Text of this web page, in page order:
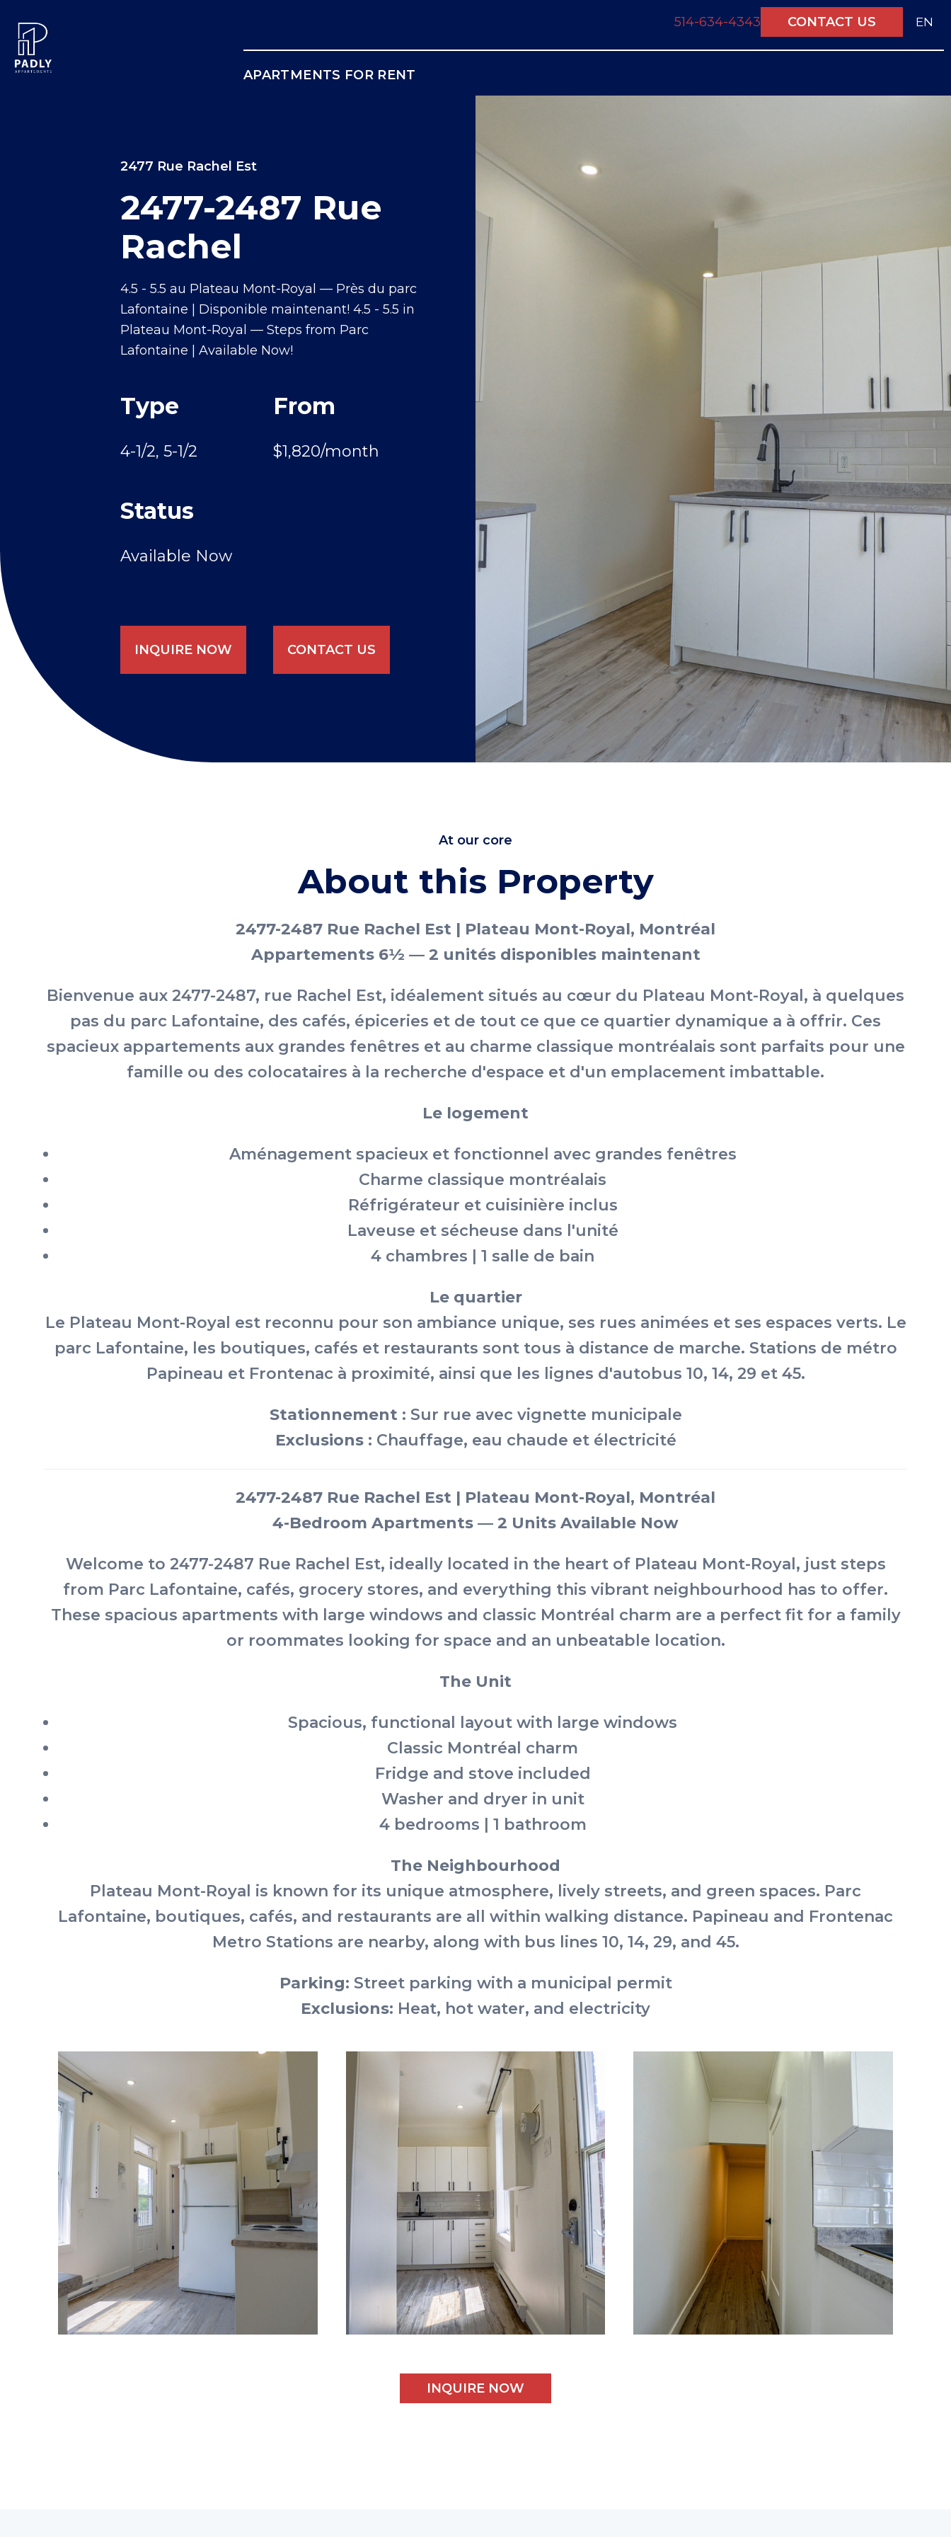
514-634-4343 CONTACT US EN
APARTMENTS FOR RENT
2477 Rue Rachel Est
2477-2487 Rue
Rachel
4.5 - 5.5 au Plateau Mont-Royal — Près du parc
Lafontaine | Disponible maintenant! 4.5 - 5.5 in
Plateau Mont-Royal — Steps from Parc
Lafontaine | Available Now!
Type
4-1/2, 5-1/2
From
$1,820/month
Status
Available Now
INQUIRE NOW CONTACT US
At our core
About this Property
2477-2487 Rue Rachel Est | Plateau Mont-Royal, Montréal
Appartements 6½ — 2 unités disponibles maintenant
Bienvenue aux 2477-2487, rue Rachel Est, idéalement situés au cœur du Plateau Mont-Royal, à quelques
pas du parc Lafontaine, des cafés, épiceries et de tout ce que ce quartier dynamique a à offrir. Ces
spacieux appartements aux grandes fenêtres et au charme classique montréalais sont parfaits pour une
famille ou des colocataires à la recherche d'espace et d'un emplacement imbattable.
Le logement
Aménagement spacieux et fonctionnel avec grandes fenêtres
Charme classique montréalais
Réfrigérateur et cuisinière inclus
Laveuse et sécheuse dans l'unité
4 chambres | 1 salle de bain
Le quartier
Le Plateau Mont-Royal est reconnu pour son ambiance unique, ses rues animées et ses espaces verts. Le
parc Lafontaine, les boutiques, cafés et restaurants sont tous à distance de marche. Stations de métro
Papineau et Frontenac à proximité, ainsi que les lignes d'autobus 10, 14, 29 et 45.
Stationnement : Sur rue avec vignette municipale
Exclusions : Chauffage, eau chaude et électricité
2477-2487 Rue Rachel Est | Plateau Mont-Royal, Montréal
4-Bedroom Apartments — 2 Units Available Now
Welcome to 2477-2487 Rue Rachel Est, ideally located in the heart of Plateau Mont-Royal, just steps
from Parc Lafontaine, cafés, grocery stores, and everything this vibrant neighbourhood has to offer.
These spacious apartments with large windows and classic Montréal charm are a perfect fit for a family
or roommates looking for space and an unbeatable location.
The Unit
Spacious, functional layout with large windows
Classic Montréal charm
Fridge and stove included
Washer and dryer in unit
4 bedrooms | 1 bathroom
The Neighbourhood
Plateau Mont-Royal is known for its unique atmosphere, lively streets, and green spaces. Parc
Lafontaine, boutiques, cafés, and restaurants are all within walking distance. Papineau and Frontenac
Metro Stations are nearby, along with bus lines 10, 14, 29, and 45.
Parking: Street parking with a municipal permit
Exclusions: Heat, hot water, and electricity
INQUIRE NOW